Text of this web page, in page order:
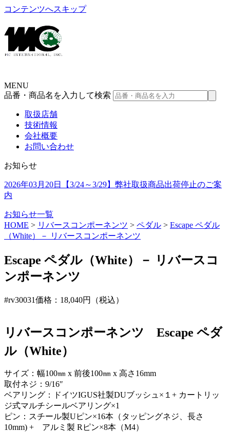
コンテンツへスキップ
MENU
品番・商品名を入力して検索
取扱店舗
技術情報
会社概要
お問い合わせ
お知らせ
2026年03月20日
【3/24～3/29】弊社取扱商品出荷停止のご案
内
お知らせ一覧
HOME > リバースコンポーネンツ > ペダル > Escape ペダル
（White）－ リバースコンポーネンツ
Escape ペダル（White）－ リバースコ
ンポーネンツ
#rv30031価格：18,040円（税込）
リバースコンポーネンツ Escape ペダ
ル（White）
サイズ：幅100㎜ x 前後100㎜ x 高さ16mm
取付ネジ：9/16″
ベアリング：ドイツIGUS社製DUブッシュ×１+ カートリッ
ジ式マルチシールベアリング×1
ピン：スチール製Uピン×16本（タッピングネジ、長さ
10mm) + アルミ製 Rピン×8本（M4）